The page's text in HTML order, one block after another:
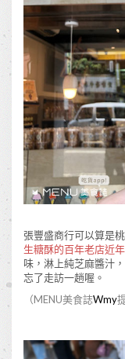
張豐盛商行可以算是
生糖酥的百年老店近
味，淋上純芝麻醬汁
忘了走訪一趟喔。
（MENU美食誌Wmy